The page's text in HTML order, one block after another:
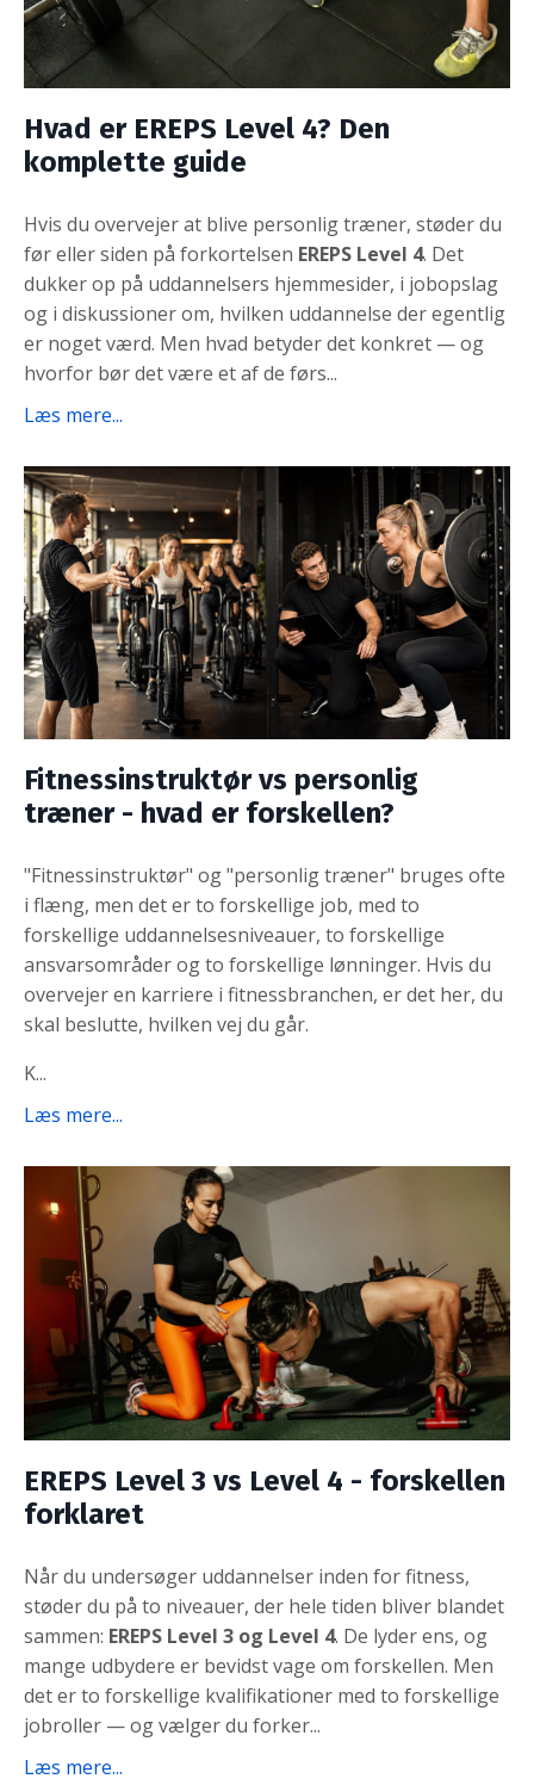
Hvad er EREPS Level 4? Den
komplette guide
Hvis du overvejer at blive personlig træner, støder du
før eller siden på forkortelsen EREPS Level 4. Det
dukker op på uddannelsers hjemmesider, i jobopslag
og i diskussioner om, hvilken uddannelse der egentlig
er noget værd. Men hvad betyder det konkret — og
hvorfor bør det være et af de førs...
Læs mere...
Fitnessinstruktør vs personlig
træner - hvad er forskellen?
"Fitnessinstruktør" og "personlig træner" bruges ofte
i flæng, men det er to forskellige job, med to
forskellige uddannelsesniveauer, to forskellige
ansvarsområder og to forskellige lønninger. Hvis du
overvejer en karriere i fitnessbranchen, er det her, du
skal beslutte, hvilken vej du går.
K...
Læs mere...
EREPS Level 3 vs Level 4 - forskellen
forklaret
Når du undersøger uddannelser inden for fitness,
støder du på to niveauer, der hele tiden bliver blandet
sammen: EREPS Level 3 og Level 4. De lyder ens, og
mange udbydere er bevidst vage om forskellen. Men
det er to forskellige kvalifikationer med to forskellige
jobroller — og vælger du forker...
Læs mere...